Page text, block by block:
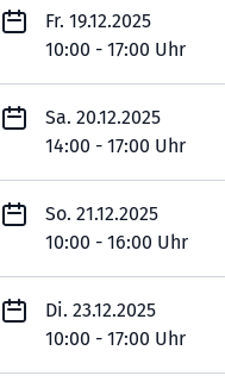
Fr. 19.12.2025
10:00 - 17:00 Uhr
Sa. 20.12.2025
14:00 - 17:00 Uhr
So. 21.12.2025
10:00 - 16:00 Uhr
Di. 23.12.2025
10:00 - 17:00 Uhr